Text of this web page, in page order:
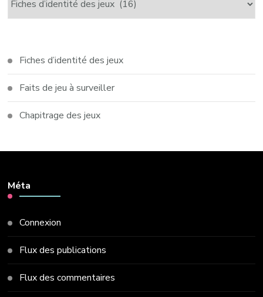
Fiches d’identité des jeux
Faits de jeu à surveiller
Chapitrage des jeux
Méta
Connexion
Flux des publications
Flux des commentaires